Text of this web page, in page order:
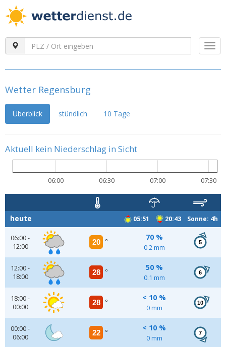
Wetter Regensburg
Überblick stündlich 10 Tage
Aktuell kein Niederschlag in Sicht
06:00 06:30 07:00 07:30
05:51 20:43 Sonne: 4h
heute
06:00 -
12:00
20 °
70 %
0.2 mm
5
12:00 -
18:00
28 °
50 %
0.1 mm
6
18:00 -
00:00
28 °
< 10 %
0 mm
10
00:00 -
06:00
22 °
< 10 %
0 mm
7